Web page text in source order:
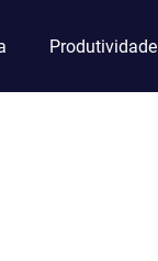
Produtividade